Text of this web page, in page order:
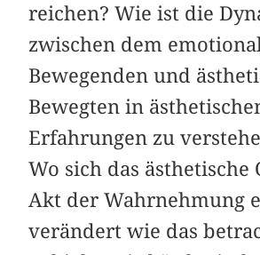
reichen? Wie ist die
zwischen dem emotional
Bewegenden und
Bewegten in
Erfahrungen zu
Wo sich das ästhetische
Akt der Wahrnehmung
verändert wie das